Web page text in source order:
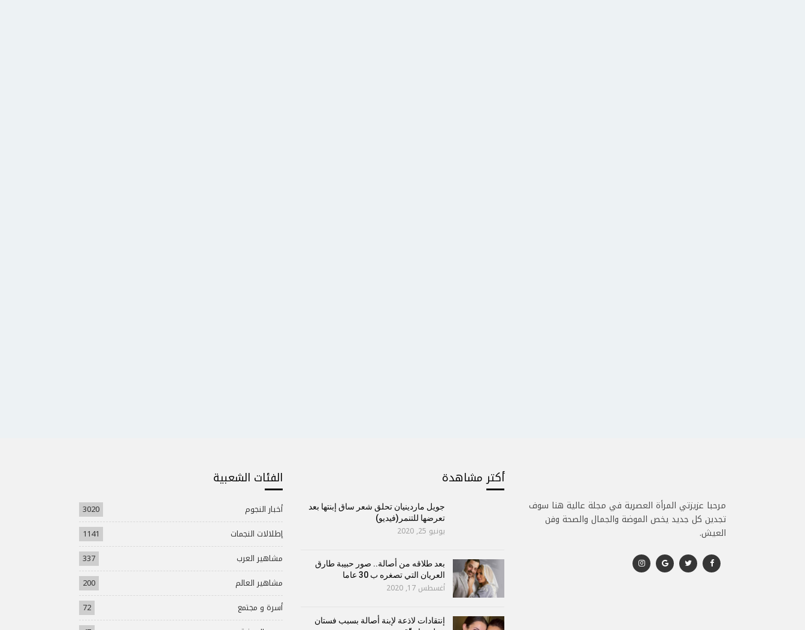
مرحبا عزيزتي المرأة العصرية في مجلة عالية هنا سوف
تجدين كل جديد يخص الموضة والجمال والصحة وفن
العيش.
أكتر مشاهدة
جويل ماردينيان تحلق شعر ساق إبنتها بعد
تعرضها للتنمر(فيديو)
يونيو 25, 2020
بعد طلاقه من أصالة.. صور حبيبة طارق
العريان التي تصغره ب 30 عاما
أغسطس 17, 2020
إنتقادات لاذعة لإبنة أصالة بسبب فستان
الفئات الشعبية
أخبار النجوم
3020
إطلالات النجمات
1141
مشاهير العرب
337
مشاهير العالم
200
أسرة و مجتمع
72